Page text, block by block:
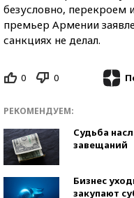
безусловно, перекроем
премьер Армении
санкциях не делал.
0 0
РЕКОМЕНДУЕМ:
Судьба
завещаний
Бизнес
закупают